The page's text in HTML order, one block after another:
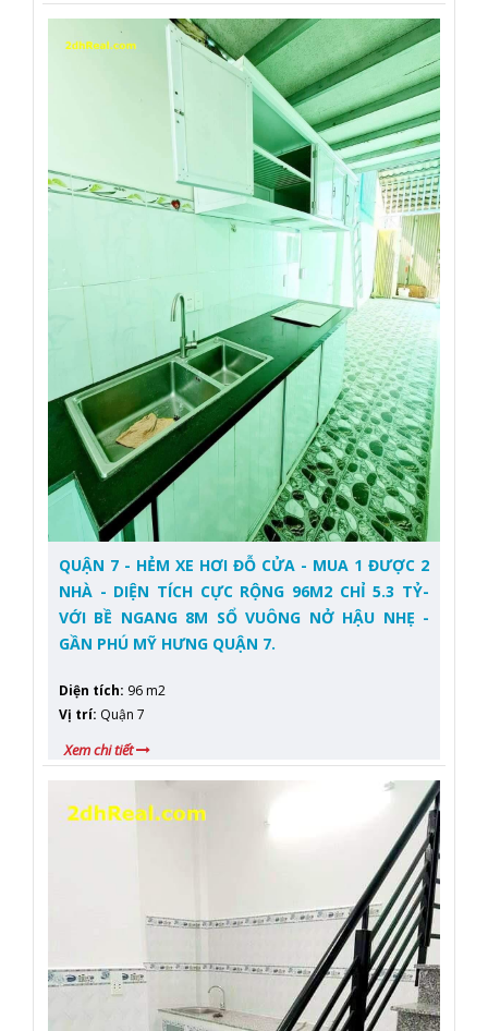
QUẬN 7 - HẺM XE HƠI ĐỖ CỬA - MUA 1 ĐƯỢC 2
NHÀ - DIỆN TÍCH CỰC RỘNG 96M2 CHỈ 5.3 TỶ-
VỚI BỀ NGANG 8M SỔ VUÔNG NỞ HẬU NHẸ -
GẦN PHÚ MỸ HƯNG QUẬN 7.
Diện tích: 96 m2
Vị trí: Quận 7
Xem chi tiết